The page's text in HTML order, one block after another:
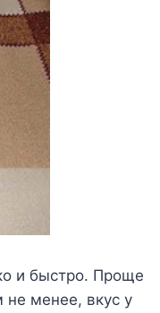
и быстро. Проще
не менее, вкус у